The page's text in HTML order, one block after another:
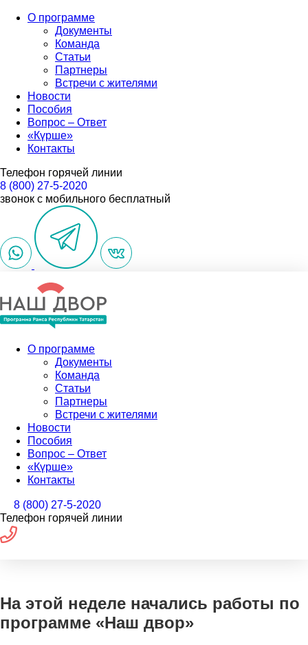
О программе
Документы
Команда
Статьи
Партнеры
Встречи с жителями
Новости
Пособия
Вопрос – Ответ
«Күрше»
Контакты
Телефон горячей линии
8 (800) 27-5-2020
звонок с мобильного бесплатный
О программе
Документы
Команда
Статьи
Партнеры
Встречи с жителями
Новости
Пособия
Вопрос – Ответ
«Күрше»
Контакты
8 (800) 27-5-2020
Телефон горячей линии
На этой неделе начались работы по
программе «Наш двор»